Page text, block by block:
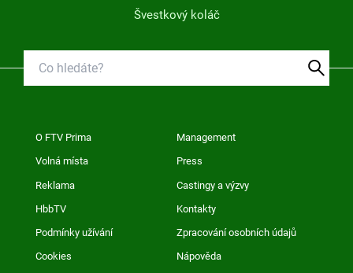
Švestkový koláč
O FTV Prima Management
Volná místa Press
Reklama Castingy a výzvy
HbbTV Kontakty
Podmínky užívání Zpracování osobních údajů
Cookies Nápověda